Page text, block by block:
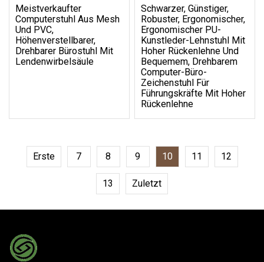
Meistverkaufter
Computerstuhl Aus Mesh
Und PVC,
Höhenverstellbarer,
Drehbarer Bürostuhl Mit
Lendenwirbelsäule
Schwarzer, Günstiger,
Robuster, Ergonomischer,
Ergonomischer PU-
Kunstleder-Lehnstuhl Mit
Hoher Rückenlehne Und
Bequemem, Drehbarem
Computer-Büro-
Zeichenstuhl Für
Führungskräfte Mit Hoher
Rückenlehne
Erste 7 8 9 10 11 12
13 Zuletzt